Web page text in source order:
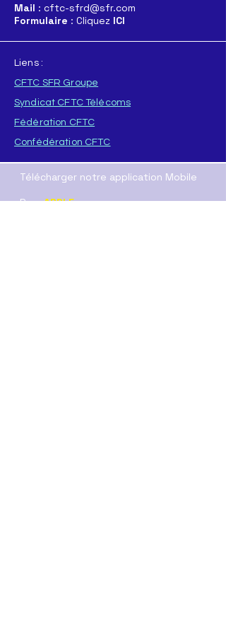
Mail : cftc-sfrd@sfr.com
Formulaire : Cliquez ICI
Liens :
CFTC SFR Groupe
Syndicat CFTC Télécoms
Fédération CFTC
Confédération CFTC
Télécharger notre application Mobile
PourAPPLE